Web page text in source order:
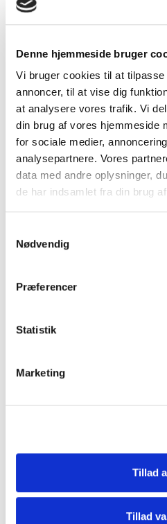
Denne hjemmeside bruger
Vi bruger cookies til at
annoncer, til at vise dig
at analysere vores trafik. Vi
din brug af vores hjemmeside
for sociale medier,
analysepartnere. Vores
data med andre oplysninger,
de har indsamlet fra din brug
Nødvendig
Præferencer
Statistik
Marketing
Tillad
Tillad